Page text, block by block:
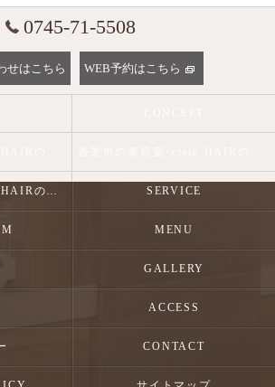
0745-71-5508
せはこちら WEB予約はこちら
香芝市の美容室･cielo HAIRのお客様の声 SERVICE
MENU
GALLERY
ACCESS
CONTACT